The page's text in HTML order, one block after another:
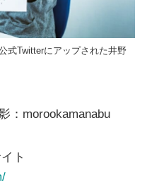
式Twitterにアップされた井野
morookamanabu
ト